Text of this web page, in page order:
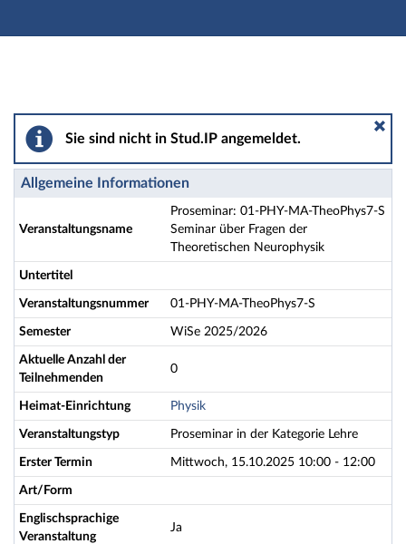
Hauptnavigation
Proseminar: 01-PHY-MA-TheoPhys7-S Seminar
Sie sind nicht in Stud.IP angemeldet.
Allgemeine Informationen
Veranstaltungsname
Proseminar: 01-PHY-MA-TheoPhys7-S
Seminar über Fragen der
Theoretischen Neurophysik
Untertitel
Veranstaltungsnummer 01-PHY-MA-TheoPhys7-S
Semester WiSe 2025/2026
Aktuelle Anzahl der
Teilnehmenden
0
Heimat-Einrichtung Physik
Veranstaltungstyp Proseminar in der Kategorie Lehre
Erster Termin Mittwoch, 15.10.2025 10:00 - 12:00
Art/Form
Englischsprachige
Veranstaltung
Ja